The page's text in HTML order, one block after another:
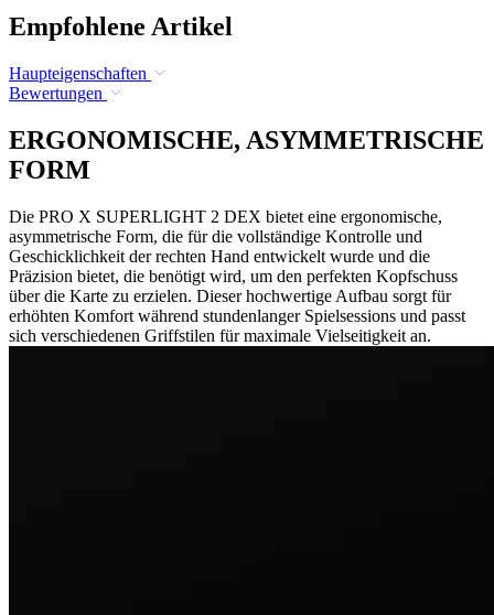
Empfohlene Artikel
Haupteigenschaften
Bewertungen
ERGONOMISCHE, ASYMMETRISCHE
FORM
Die PRO X SUPERLIGHT 2 DEX bietet eine ergonomische,
asymmetrische Form, die für die vollständige Kontrolle und
Geschicklichkeit der rechten Hand entwickelt wurde und die
Präzision bietet, die benötigt wird, um den perfekten Kopfschuss
über die Karte zu erzielen. Dieser hochwertige Aufbau sorgt für
erhöhten Komfort während stundenlanger Spielsessions und passt
sich verschiedenen Griffstilen für maximale Vielseitigkeit an.